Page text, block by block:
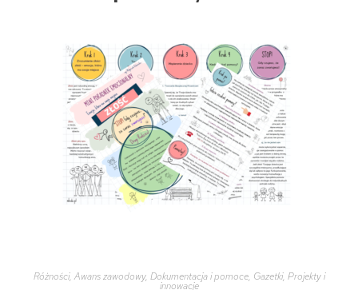
Różności, Awans zawodowy, Dokumentacja i pomoce, Gazetki, Projekty i
innowacje